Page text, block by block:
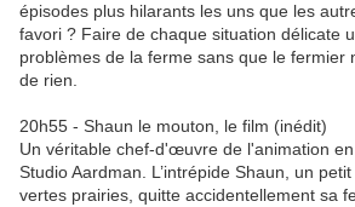
épisodes plus hilarants les uns que les
favori ? Faire de chaque situation délicate
problèmes de la ferme sans que le fermier
de rien.
20h55 - Shaun le mouton, le film (inédit)
Un véritable chef-d'œuvre de l'animation
Studio Aardman. L’intrépide Shaun, un
vertes prairies, quitte accidentellement sa